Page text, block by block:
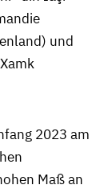
und
2023 am
Maß an